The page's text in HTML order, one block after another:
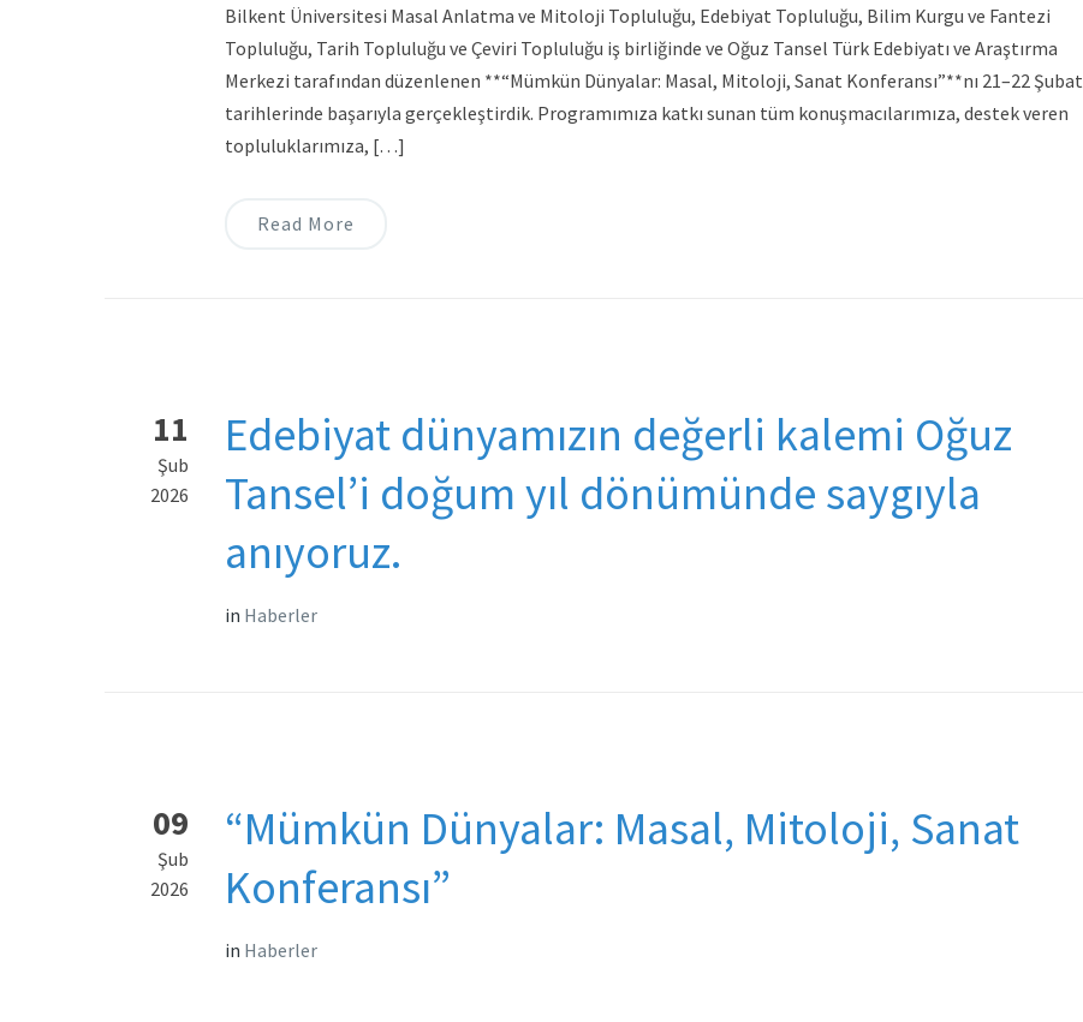
Bilkent Üniversitesi Masal Anlatma ve Mitoloji Topluluğu, Edebiyat Topluluğu, Bilim Kurgu ve Fantezi
Topluluğu, Tarih Topluluğu ve Çeviri Topluluğu iş birliğinde ve Oğuz Tansel Türk Edebiyatı ve Araştırma
Merkezi tarafından düzenlenen **“Mümkün Dünyalar: Masal, Mitoloji, Sanat Konferansı”**nı 21–22 Şubat
tarihlerinde başarıyla gerçekleştirdik. Programımıza katkı sunan tüm konuşmacılarımıza, destek veren
topluluklarımıza, […]
Read More
11
Şub
2026
Edebiyat dünyamızın değerli kalemi Oğuz
Tansel’i doğum yıl dönümünde saygıyla
anıyoruz.
in Haberler
09
Şub
2026
“Mümkün Dünyalar: Masal, Mitoloji, Sanat
Konferansı”
in Haberler